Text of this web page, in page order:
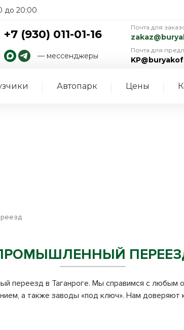
до 20:00
+7 (930) 011-01-16
— мессенджеры
Почта для
Почта для
Автопарк Цены
переезд в Таганроге. Мы справимся с
а также заводы «под ключ». Нам доверяют